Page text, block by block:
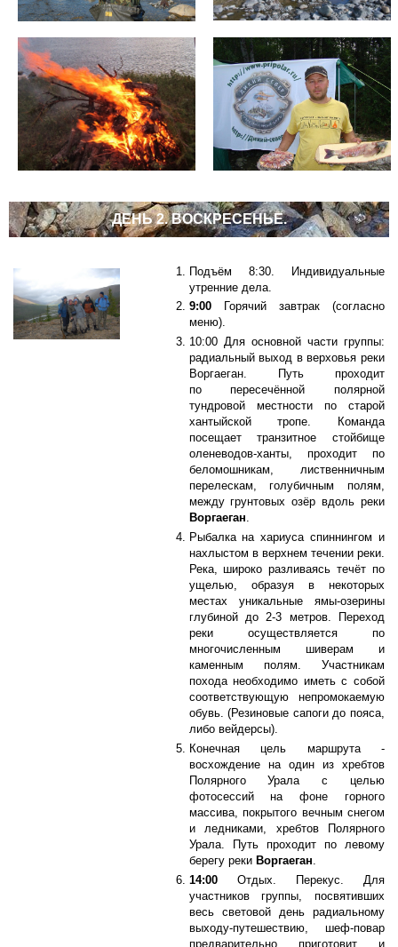
ДЕНЬ 2. ВОСКРЕСЕНЬЕ.
Подъём 8:30. Индивидуальные
утренние дела.
9:00Горячий завтрак (согласно
меню).
10:00 Для основной части группы:
радиальный выход в верховья реки
Воргаеган. Путь проходит
по пересечённой полярной
тундровой местности по старой
хантыйской тропе. Команда
посещает транзитное стойбище
оленеводов-ханты, проходит по
беломошникам, лиственничным
перелескам, голубичным полям,
между грунтовых озёр вдоль реки
Воргаеган.
Рыбалка на хариуса спиннингом и
нахлыстом в верхнем течении реки.
Река, широко разливаясь течёт по
ущелью, образуя в некоторых
местах уникальные ямы-озерины
глубиной до 2-3 метров. Переход
реки осуществляется по
многочисленным шиверам и
каменным полям. Участникам
похода необходимо иметь с собой
соответствующую непромокаемую
обувь. (Резиновые сапоги до пояса,
либо вейдерсы).
Конечная цель маршрута -
восхождение на один из хребтов
Полярного Урала с целью
фотосессий на фоне горного
массива, покрытого вечным снегом
и ледниками, хребтов Полярного
Урала. Путь проходит по левому
берегу реки Воргаеган.
14:00Отдых. Перекус. Для
участников группы, посвятивших
весь световой день радиальному
выходу-путешествию, шеф-повар
предварительно приготовит и